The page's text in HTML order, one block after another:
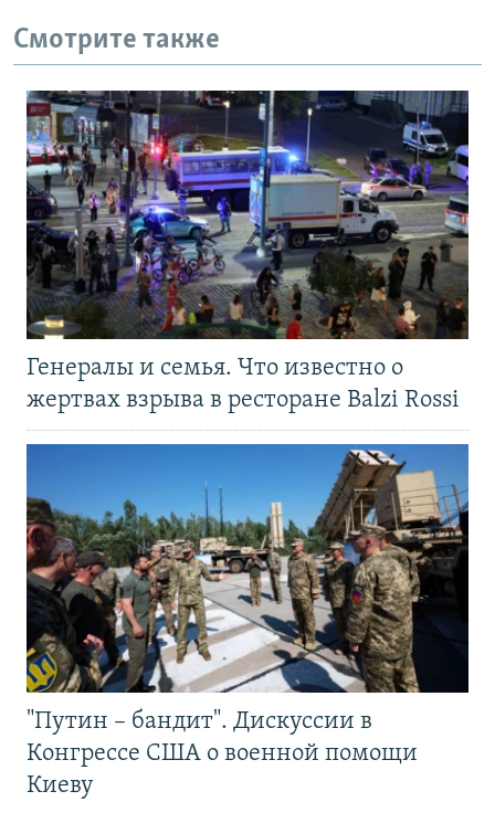
Смотрите также
Генералы и семья. Что известно о
жертвах взрыва в ресторане Balzi Rossi
"Путин – бандит". Дискуссии в
Конгрессе США о военной помощи
Киеву